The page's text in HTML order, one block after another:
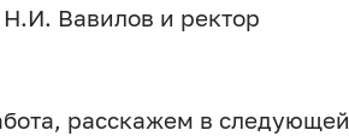
Н.И. Вавилов и ректор
расскажем в следующей